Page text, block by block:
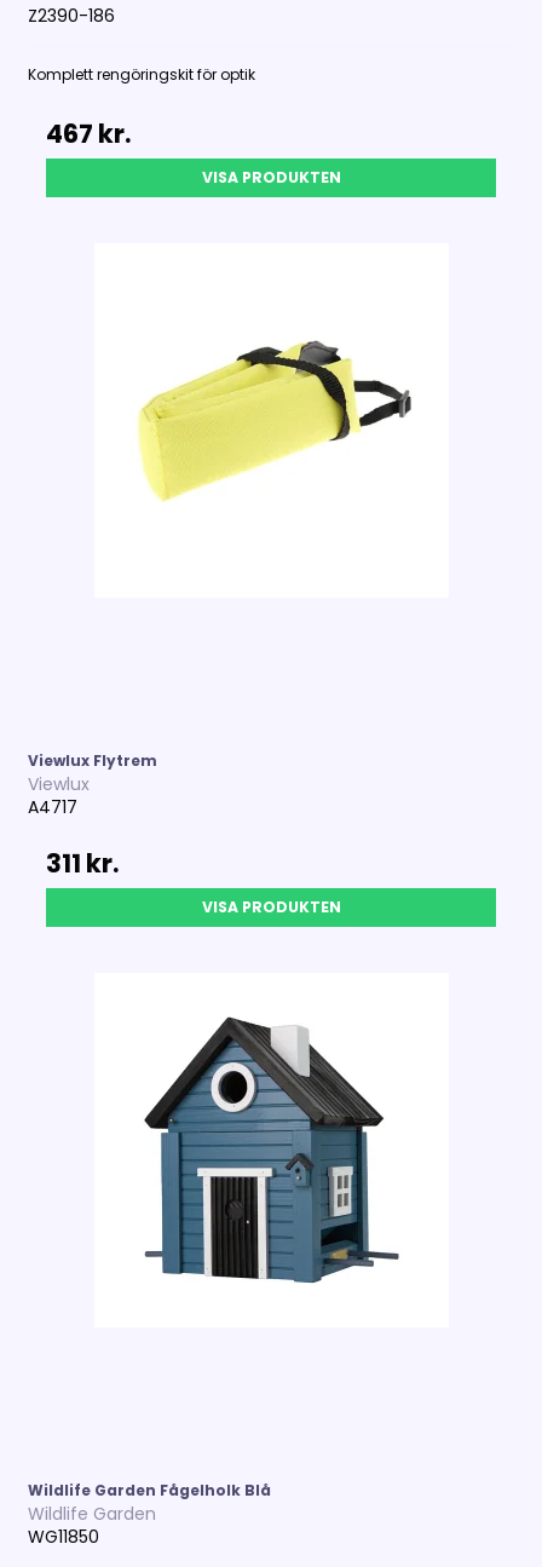
Z2390-186
Komplett rengöringskit för optik
467 kr.
VISA PRODUKTEN
Viewlux Flytrem
Viewlux
A4717
311 kr.
VISA PRODUKTEN
Wildlife Garden Fågelholk Blå
Wildlife Garden
WG11850